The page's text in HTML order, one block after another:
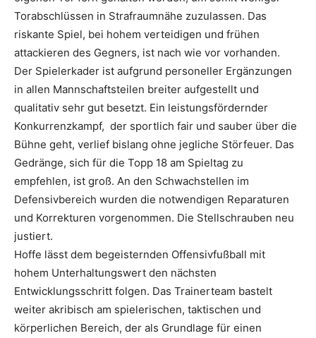
Torabschlüssen in Strafraumnähe zuzulassen. Das
riskante Spiel, bei hohem verteidigen und frühen
attackieren des Gegners, ist nach wie vor vorhanden.
Der Spielerkader ist aufgrund personeller Ergänzungen
in allen Mannschaftsteilen breiter aufgestellt und
qualitativ sehr gut besetzt. Ein leistungsfördernder
Konkurrenzkampf, der sportlich fair und sauber über die
Bühne geht, verlief bislang ohne jegliche Störfeuer. Das
Gedränge, sich für die Topp 18 am Spieltag zu
empfehlen, ist groß. An den Schwachstellen im
Defensivbereich wurden die notwendigen Reparaturen
und Korrekturen vorgenommen. Die Stellschrauben neu
justiert.
Hoffe lässt dem begeisternden Offensivfußball mit
hohem Unterhaltungswert den nächsten
Entwicklungsschritt folgen. Das Trainerteam bastelt
weiter akribisch am spielerischen, taktischen und
körperlichen Bereich, der als Grundlage für einen